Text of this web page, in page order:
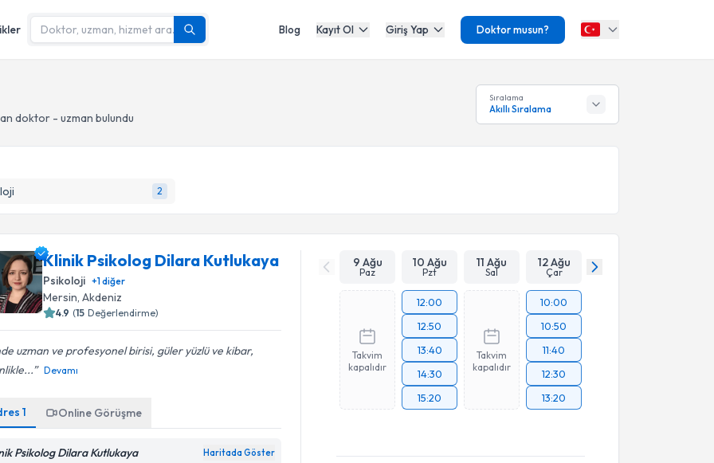
Blog Kayıt Ol Giriş Yap Doktor musun?
doktor - uzman bulundu
Sıralama
Akıllı Sıralama
2
Klinik Psikolog Dilara Kutlukaya
Psikoloji +1diğer
Mersin, Akdeniz
4.9 (15 Değerlendirme)
uzman ve profesyonel birisi, güler yüzlü ve kibar,
Devamı
1 Online Görüşme
Psikolog Dilara Kutlukaya Haritada Göster
9 Ağu
Paz
10 Ağu
Pzt
11 Ağu
Sal
12 Ağu
Çar
Takvim
kapalıdır
12:00
12:50
13:40
14:30
15:20
Takvim
kapalıdır
10:00
10:50
11:40
12:30
13:20